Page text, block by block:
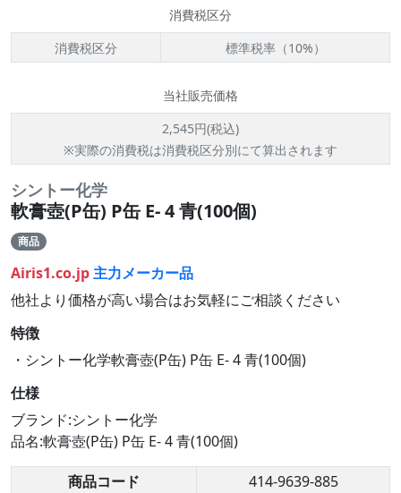
消費税区分
消費税区分
標準税率（10%）
当社販売価格
2,545円(税込)
※実際の消費税は消費税区分別にて算出されます
シントー化学
軟膏壺(P缶) P缶 E- 4 青(100個)
商品
Airis1.co.jp主力メーカー品
他社より価格が高い場合はお気軽にご相談ください
特徴
・シントー化学軟膏壺(P缶) P缶 E- 4 青(100個)
仕様
ブランド:シントー化学
品名:軟膏壺(P缶) P缶 E- 4 青(100個)
商品コード
414-9639-885